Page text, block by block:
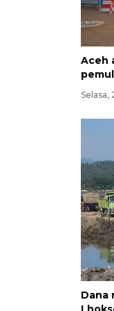
Aceh
Selasa,
Dana